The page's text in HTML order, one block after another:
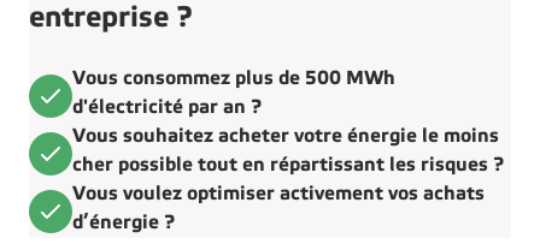
entreprise ?
Vous consommez plus de 500 MWh
d'électricité par an ?
Vous souhaitez acheter votre énergie le moins
cher possible tout en répartissant les risques ?
Vous voulez optimiser activement vos achats
d’énergie ?